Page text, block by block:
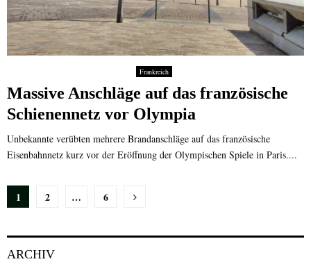
Frankreich
Massive Anschläge auf das französische
Schienennetz vor Olympia
Unbekannte verübten mehrere Brandanschläge auf das französische
Eisenbahnnetz kurz vor der Eröffnung der Olympischen Spiele in Paris....
Seitennummerierung
Beiträge
1 2 … 6
ARCHIV